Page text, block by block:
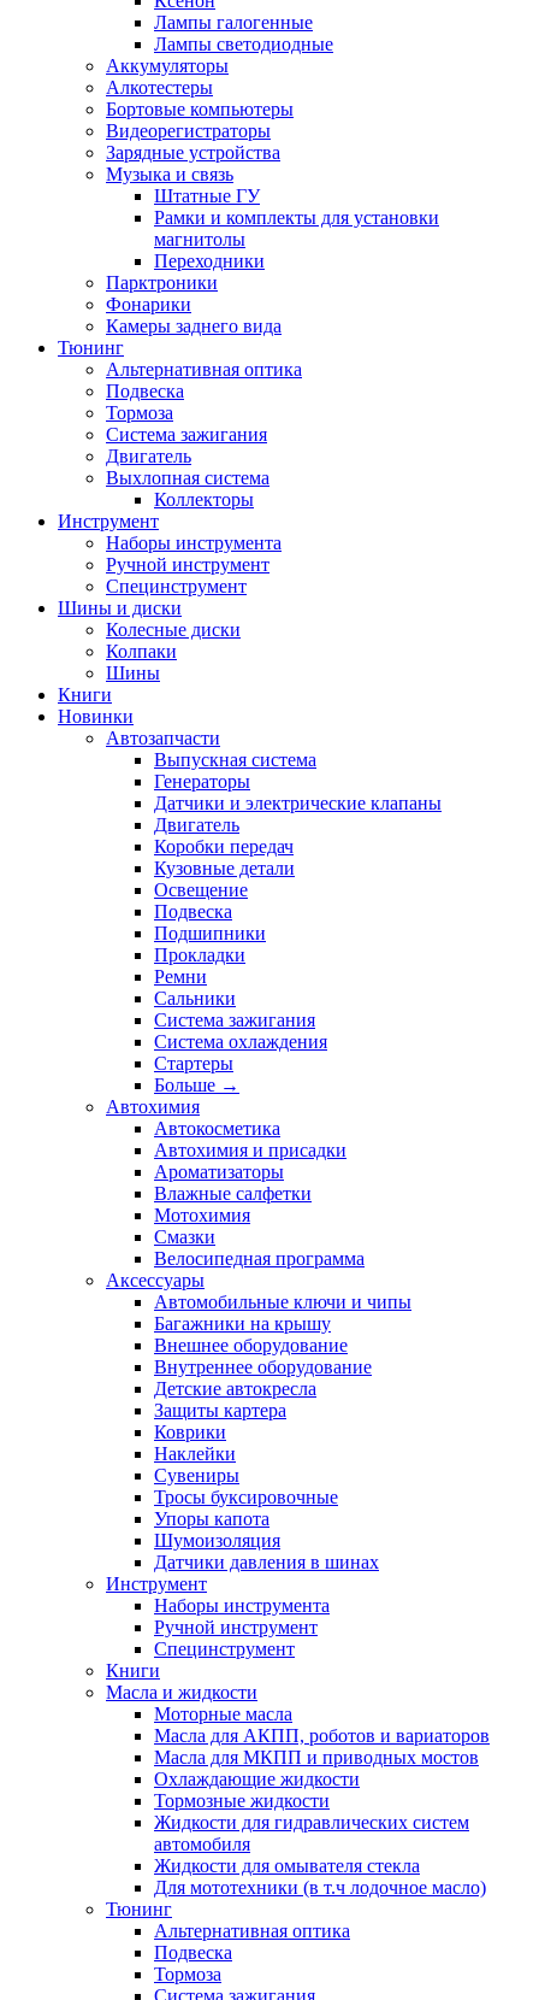
Лампы галогенные
Лампы светодиодные
Аккумуляторы
Алкотестеры
Бортовые компьютеры
Видеорегистраторы
Зарядные устройства
Музыка и связь
Штатные ГУ
Рамки и комплекты для установки
магнитолы
Переходники
Парктроники
Фонарики
Камеры заднего вида
Тюнинг
Альтернативная оптика
Подвеска
Тормоза
Система зажигания
Двигатель
Выхлопная система
Коллекторы
Инструмент
Наборы инструмента
Ручной инструмент
Специнструмент
Шины и диски
Колесные диски
Колпаки
Шины
Книги
Новинки
Автозапчасти
Выпускная система
Генераторы
Датчики и электрические клапаны
Двигатель
Коробки передач
Кузовные детали
Освещение
Подвеска
Подшипники
Прокладки
Ремни
Сальники
Система зажигания
Система охлаждения
Стартеры
Больше →
Автохимия
Автокосметика
Автохимия и присадки
Ароматизаторы
Влажные салфетки
Мотохимия
Смазки
Велосипедная программа
Аксессуары
Автомобильные ключи и чипы
Багажники на крышу
Внешнее оборудование
Внутреннее оборудование
Детские автокресла
Защиты картера
Коврики
Наклейки
Сувениры
Тросы буксировочные
Упоры капота
Шумоизоляция
Датчики давления в шинах
Инструмент
Наборы инструмента
Ручной инструмент
Специнструмент
Книги
Масла и жидкости
Моторные масла
Масла для АКПП, роботов и вариаторов
Масла для МКПП и приводных мостов
Охлаждающие жидкости
Тормозные жидкости
Жидкости для гидравлических систем
автомобиля
Жидкости для омывателя стекла
Для мототехники (в т.ч лодочное масло)
Тюнинг
Альтернативная оптика
Подвеска
Тормоза
Система зажигания